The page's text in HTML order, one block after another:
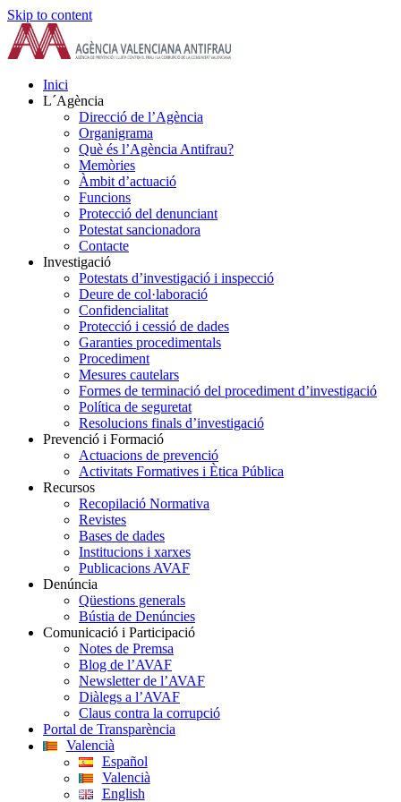
Skip to content
Inici
L´Agència
Direcció de l’Agència
Organigrama
Què és l’Agència Antifrau?
Memòries
Àmbit d’actuació
Funcions
Protecció del denunciant
Potestat sancionadora
Contacte
Investigació
Potestats d’investigació i inspecció
Deure de col·laboració
Confidencialitat
Protecció i cessió de dades
Garanties procedimentals
Procediment
Mesures cautelars
Formes de terminació del procediment d’investigació
Política de seguretat
Resolucions finals d’investigació
Prevenció i Formació
Actuacions de prevenció
Activitats Formatives i Ètica Pública
Recursos
Recopilació Normativa
Revistes
Bases de dades
Institucions i xarxes
Publicacions AVAF
Denúncia
Qüestions generals
Bústia de Denúncies
Comunicació i Participació
Notes de Premsa
Blog de l’AVAF
Newsletter de l’AVAF
Diàlegs a l’AVAF
Claus contra la corrupció
Portal de Transparència
Valencià
Español
Valencià
English